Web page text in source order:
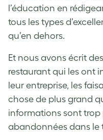
l’éducation en
tous les types
qu’en dehors.
Et nous avons écrit
restaurant qui les ont
leur entreprise, les
chose de plus grand
informations sont trop
abandonnées dans le